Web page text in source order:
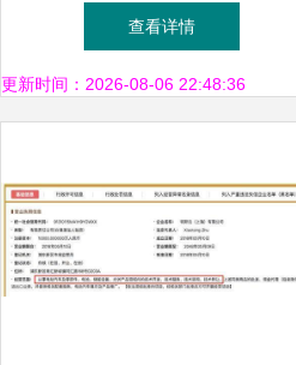
振宏图高科的旧梦新局
查看详情
更新时间：2026-08-06 22:48:36